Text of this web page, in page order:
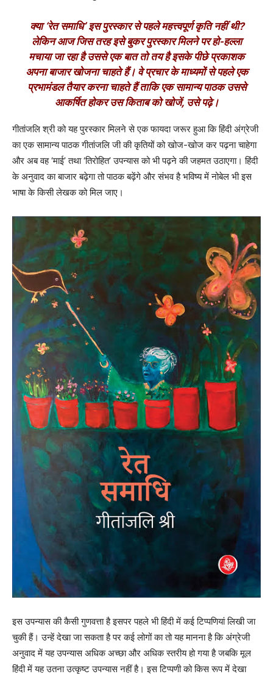
क्या ‘रेत समाधि’ इस पुरस्कार से पहले महत्त्वपूर्ण कृति नहीं थी?
लेकिन आज जिस तरह इसे बुकर पुरस्कार मिलने पर हो-हल्ला
मचाया जा रहा है उससे एक बात तो तय है इसके पीछे प्रकाशक
अपना बाजार खोजना चाहते हैं। वे प्रचार के माध्यमों से पहले एक
प्रभामंडल तैयार करना चाहते हैं ताकि एक सामान्य पाठक उससे
आकर्षित होकर उस किताब को खोजें, उसे पढ़े।
गीतांजलि श्री को यह पुरस्कार मिलने से एक फायदा जरूर हुआ कि हिंदी अंग्रेजी
का एक सामान्य पाठक गीतांजलि जी की कृतियों को खोज-खोज कर पढ़ना चाहेगा
और अब वह ‘माई’ तथा ‘तिरोहित’ उपन्यास को भी पढ़ने की जहमत उठाएगा। हिंदी
के अनुवाद का बाजार बढ़ेगा तो पाठक बढ़ेंगे और संभव है भविष्य में नोबेल भी इस
भाषा के किसी लेखक को मिल जाए।
इस उपन्यास की कैसी गुणवत्ता है इसपर पहले भी हिंदी में कई टिप्पणियां लिखी जा
चुकी हैं। उन्हें देखा जा सकता है पर कई लोगों का तो यह मानना है कि अंग्रेजी
अनुवाद में यह उपन्यास अधिक अच्छा और अधिक स्तरीय हो गया है जबकि मूल
हिंदी में यह उतना उत्कृष्ट उपन्यास नहीं है। इस टिप्पणी को किस रूप में देखा